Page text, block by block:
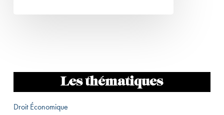
Les thématiques
Droit Économique